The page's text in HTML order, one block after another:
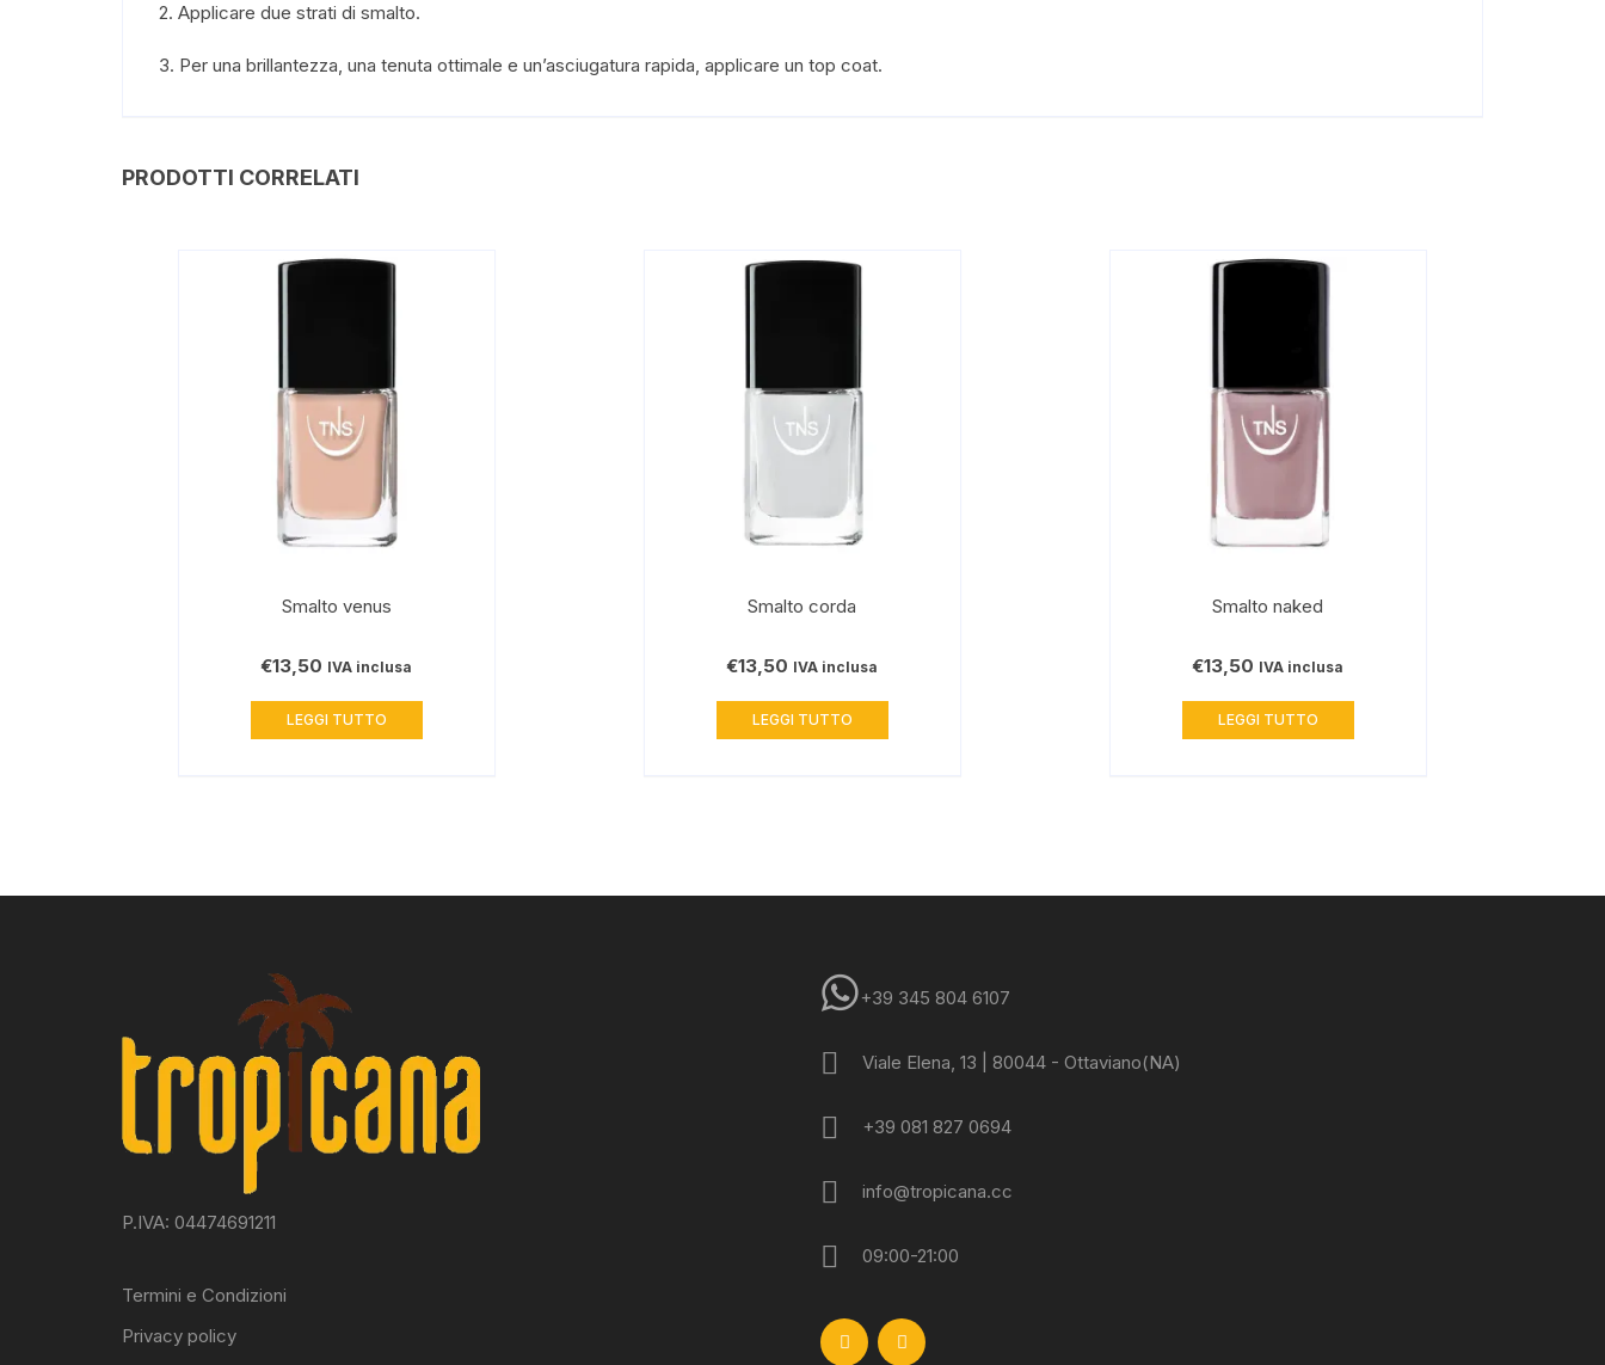
2. Applicare due strati di smalto.
3. Per una brillantezza, una tenuta ottimale e un’asciugatura rapida, applicare un top coat.
PRODOTTI CORRELATI
Smalto venus
€13,50 IVA inclusa
LEGGI TUTTO
Smalto corda
€13,50 IVA inclusa
LEGGI TUTTO
Smalto naked
€13,50 IVA inclusa
LEGGI TUTTO
P.IVA: 04474691211
Termini e Condizioni
Privacy policy
+39 345 804 6107
Viale Elena, 13 | 80044 - Ottaviano(NA)
+39 081 827 0694
info@tropicana.cc
09:00-21:00